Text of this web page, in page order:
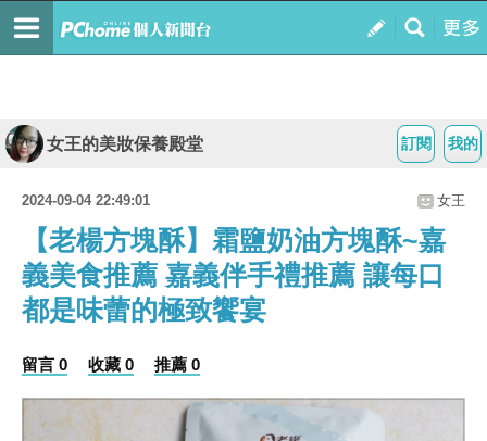
我的
訂閱
女王的美妝保養殿堂
2024-09-04 22:49:01 女王
【老楊方塊酥】霜鹽奶油方塊酥~嘉
義美食推薦 嘉義伴手禮推薦 讓每口
都是味蕾的極致饗宴
留言 0 收藏 0 推薦 0